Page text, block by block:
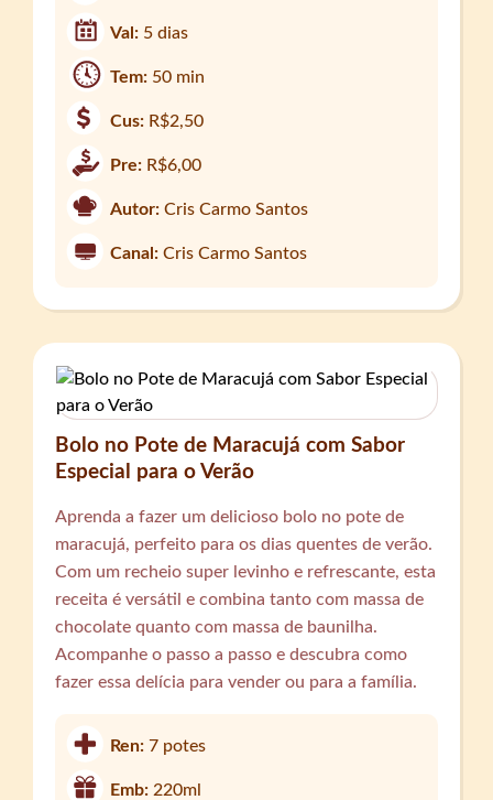
Val: 5 dias
Tem: 50 min
Cus: R$2,50
Pre: R$6,00
Autor: Cris Carmo Santos
Canal: Cris Carmo Santos
Bolo no Pote de Maracujá com Sabor
Especial para o Verão
Aprenda a fazer um delicioso bolo no pote de
maracujá, perfeito para os dias quentes de verão.
Com um recheio super levinho e refrescante, esta
receita é versátil e combina tanto com massa de
chocolate quanto com massa de baunilha.
Acompanhe o passo a passo e descubra como
fazer essa delícia para vender ou para a família.
Ren:7 potes
Emb: 220ml